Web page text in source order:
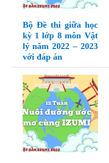
Bộ Đề thi giữa học
kỳ 1 lớp 8 môn Vật
lý năm 2022 – 2023
với đáp án